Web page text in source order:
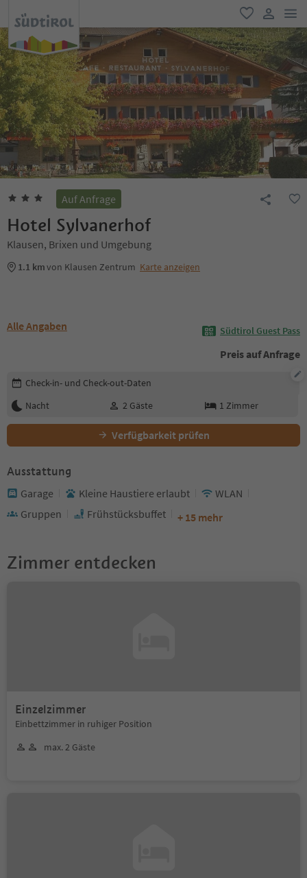
favorit
user link
Auf Anfrage
Hotel Sylvanerhof
Klausen, Brixen und Umgebung
1.1 kmvon Klausen Zentrum Karte anzeigen
Alle Angaben Südtirol Guest Pass
Preis auf Anfrage
Buchungsdetails bearbeiten
Check-in- und Check-out-Daten
Nacht
2 Gäste 1 Zimmer
Verfügbarkeit prüfen
Ausstattung
Garage Kleine Haustiere erlaubt
WLAN
Gruppen
Frühstücksbuffet + 15 mehr
Zimmer entdecken
Einzelzimmer
Einbettzimmer in ruhiger Position
max. 2 Gäste